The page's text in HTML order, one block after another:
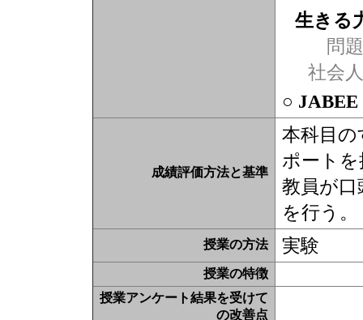
生きる
問題
社会
○
成績評価方法と基準
本科目
ポート
教員が口
を行う。
授業の方法 実験
授業の特徴
授業アンケート結果を受けて
の改善点